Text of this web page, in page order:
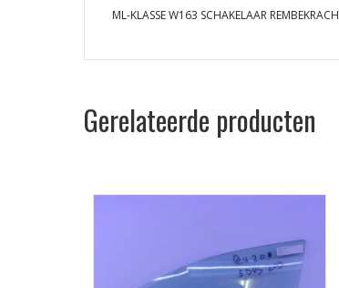
ML-KLASSE W163 SCHAKELAAR
Gerelateerde producten